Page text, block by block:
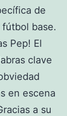
de
base.
Pep! El
clave
en escena
a su